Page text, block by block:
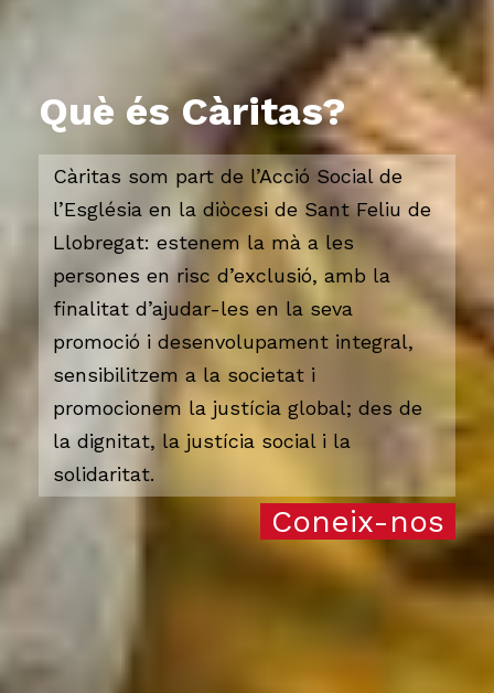
Què és Càritas?
Càritas som part de l’Acció Social de
l’Església en la diòcesi de Sant Feliu de
Llobregat: estenem la mà a les
persones en risc d’exclusió, amb la
finalitat d’ajudar-les en la seva
promoció i desenvolupament integral,
sensibilitzem a la societat i
promocionem la justícia global; des de
la dignitat, la justícia social i la
solidaritat.
Coneix-nos